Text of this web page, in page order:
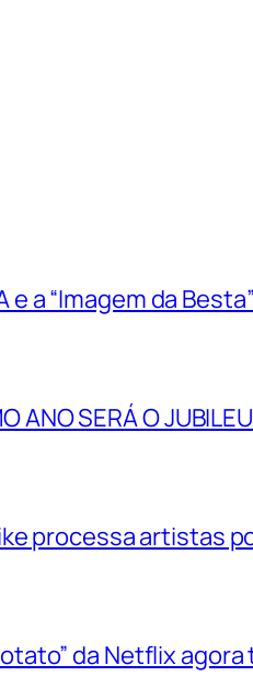
e a “Imagem da Besta”
ANO SERÁ O
processa artistas
da Netflix